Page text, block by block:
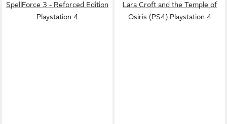
SpellForce 3 - Reforced Edition
Playstation 4
Lara Croft and the Temple of
Osiris (PS4) Playstation 4